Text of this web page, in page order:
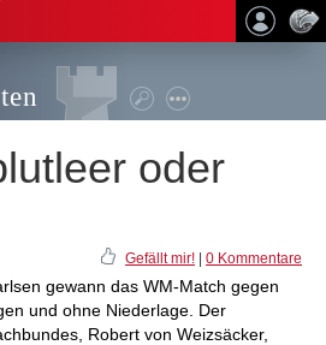
oder
Gefällt mir! 0 Kommentare
gewann das WM-Match gegen
und ohne Niederlage. Der
Robert von Weizsäcker,